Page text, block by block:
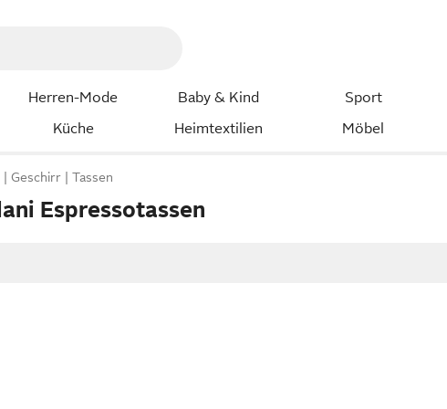
Herren-Mode Baby & Kind Sport
Küche Heimtextilien Möbel
Geschirr Tassen
Espressotassen